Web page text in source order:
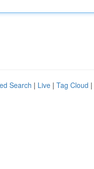
Search | Live | Tag Cloud |